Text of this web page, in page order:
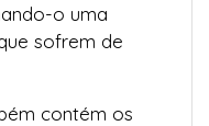
o uma
sofrem de
contém os